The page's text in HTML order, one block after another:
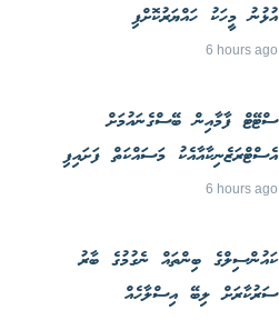
އުޅުނު މީހަކު ހައްޔަރުކޮށްފި
6 hours ago
ސްޓޭޓް ފާމާއިން ބޭސްގެނައުމަށް
އެސްޓްރަޒެނިކާއާއެކު މަސައްކަތް ފަށައިފި
6 hours ago
ކައުންސިލްގެ ބިންތައް ނެގުމުގެ ބާރު
ސަރުކާރަށް ލިބޭ އިސްލާހެއް